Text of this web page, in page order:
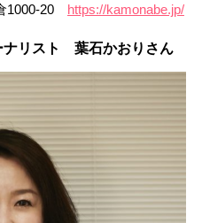
1000-20 https://kamonabe.jp/
リスト 葉石かおりさん